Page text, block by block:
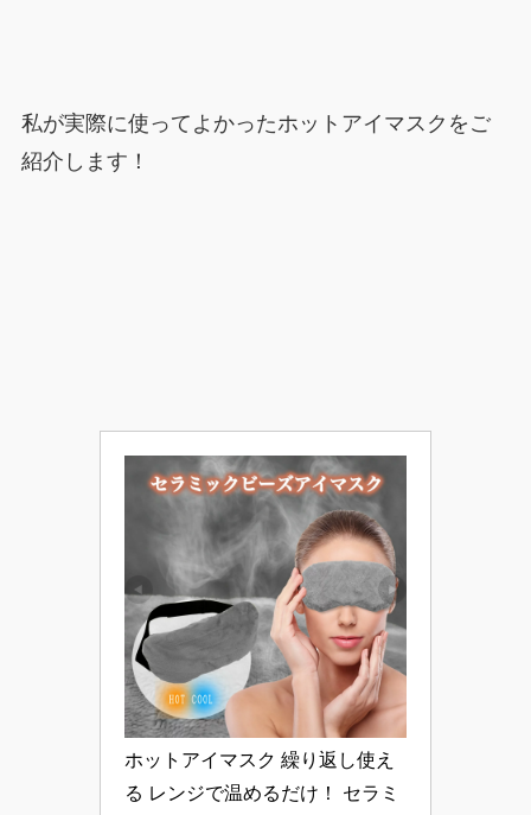
私が実際に使ってよかったホットアイマスクをご
紹介します！
ホットアイマスク 繰り返し使え
る レンジで温めるだけ！ セラミ